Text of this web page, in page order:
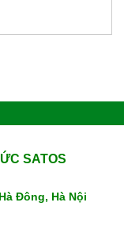
SATOS
Đông, Hà Nội